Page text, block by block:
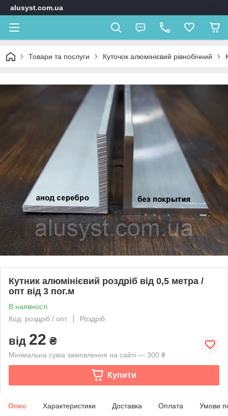
alusyst.com.ua
Товари та послуги Куточок алюмінієвий рівнобічний
Кутник алюмінієвий роздріб від 0,5 метра /
опт від 3 пог.м
В наявності
Код: роздріб / опт
Роздріб
від 22 ₴
Мінімальна сума замовлення на сайті — 300 ₴
Купити
Опис Характеристики Доставка Оплата Умови